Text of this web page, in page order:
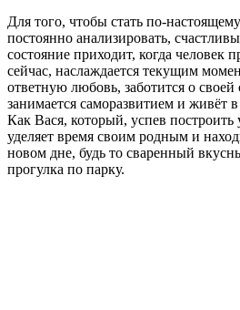
Для того, чтобы стать по-
постоянно анализировать,
состояние приходит, когда человек
сейчас, наслаждается текущим
ответную любовь, заботится о своей
занимается саморазвитием и живёт
Как Вася, который, успев построить
уделяет время своим родным и
новом дне, будь то сваренный
прогулка по парку.